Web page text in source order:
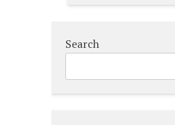
Search